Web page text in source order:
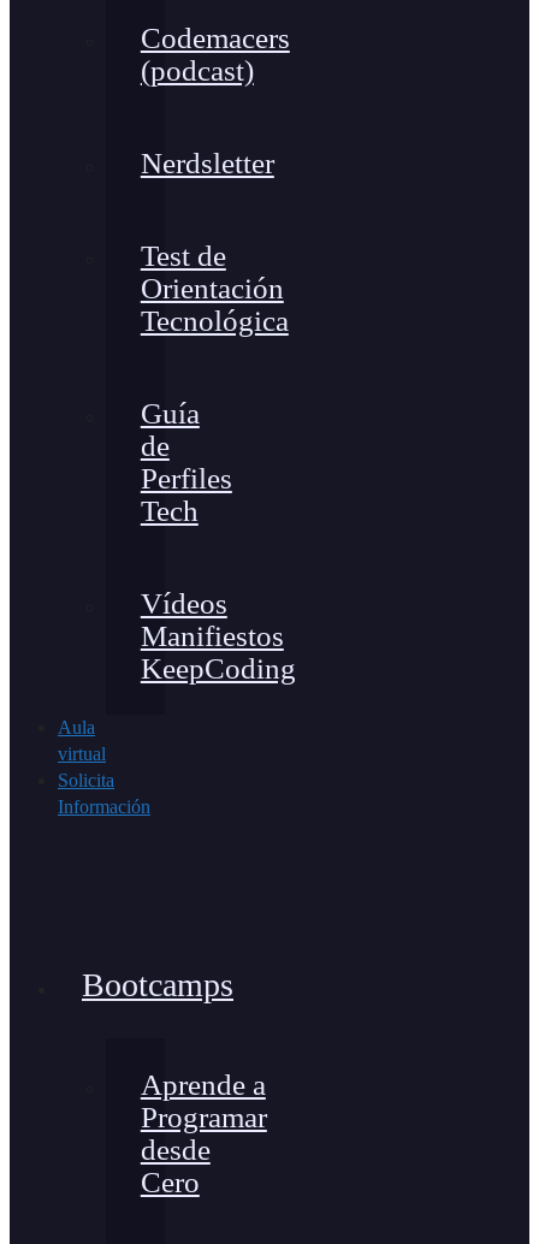
Codemacers
(podcast)
Nerdsletter
Test de
Orientación
Tecnológica
Guía
de
Perfiles
Tech
Vídeos
Manifiestos
KeepCoding
Aula
virtual
Solicita
Información
Bootcamps
Aprende a
Programar
desde
Cero